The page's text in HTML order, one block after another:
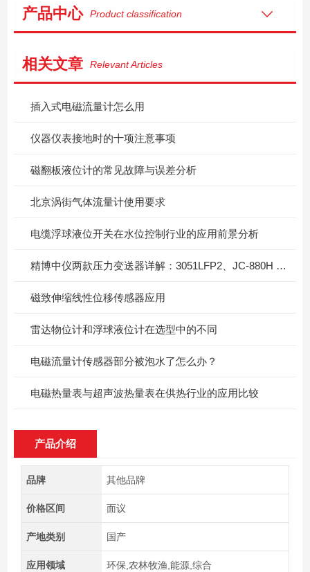
产品中心 Product classification
相关文章 Relevant Articles
插入式电磁流量计怎么用
仪器仪表接地时的十项注意事项
磁翻板液位计的常见故障与误差分析
北京涡街气体流量计使用要求
电缆浮球液位开关在水位控制行业的应用前景分析
精博中仪两款压力变送器详解：3051LFP2、JC-880H 产品剖析与选型指导
磁致伸缩线性位移传感器应用
雷达物位计和浮球液位计在选型中的不同
电磁流量计传感器部分被泡水了怎么办？
电磁热量表与超声波热量表在供热行业的应用比较
产品介绍
品牌 其他品牌
价格区间 面议
产地类别 国产
应用领域 环保,农林牧渔,能源,综合